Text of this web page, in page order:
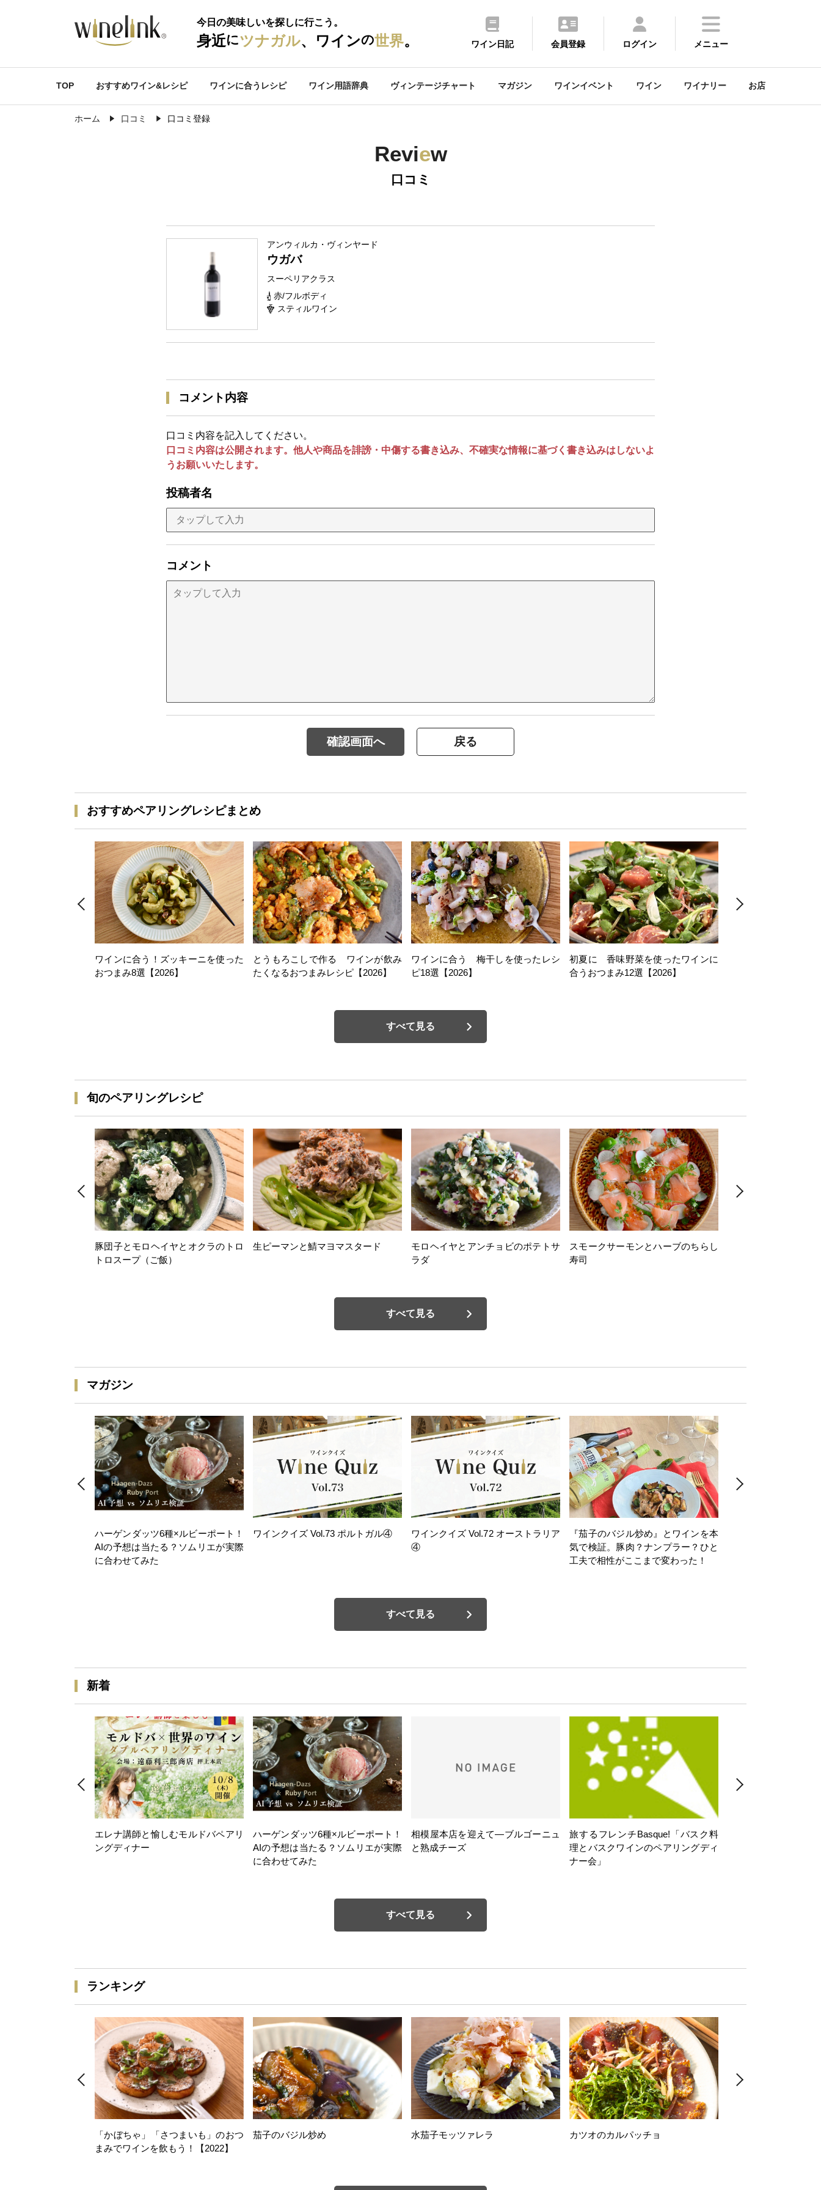
今日の美味しいを探しに行こう。
身近にツナガル、ワインの世界。 ワイン日記 会員登録 ログイン メニュー
TOP おすすめワイン&レシピ ワインに合うレシピ ワイン用語辞典 ヴィンテージチャート マガジン ワインイベント ワイン ワイナリー お店
ホーム 口コミ 口コミ登録
Review
口コミ
アンウィルカ・ヴィンヤード
ウガバ
スーペリアクラス
赤/フルボディ
スティルワイン
コメント内容
口コミ内容を記入してください。
口コミ内容は公開されます。他人や商品を誹謗・中傷する書き込み、不確実な情報に基づく書き込みはしないよ
うお願いいたします。
投稿者名
コメント
確認画面へ 戻る
おすすめペアリングレシピまとめ
ワインに合う！ズッキーニを使った
おつまみ8選【2026】
とうもろこしで作る ワインが飲み
たくなるおつまみレシピ【2026】
ワインに合う 梅干しを使ったレシ
ピ18選【2026】
初夏に 香味野菜を使ったワインに
合うおつまみ12選【2026】
すべて見る
旬のペアリングレシピ
豚団子とモロヘイヤとオクラのトロ
トロスープ（ご飯）
生ピーマンと鯖マヨマスタード
モロヘイヤとアンチョビのポテトサ
ラダ
スモークサーモンとハーブのちらし
寿司
すべて見る
マガジン
ハーゲンダッツ6種×ルビーポート！
AIの予想は当たる？ソムリエが実際
に合わせてみた
ワインクイズ Vol.73 ポルトガル④
ワインクイズ Vol.72 オーストラリア
④
『茄子のバジル炒め』とワインを本
気で検証。豚肉？ナンプラー？ひと
工夫で相性がここまで変わった！
すべて見る
新着
エレナ講師と愉しむモルドバペアリ
ングディナー
ハーゲンダッツ6種×ルビーポート！
AIの予想は当たる？ソムリエが実際
に合わせてみた
相模屋本店を迎えて―ブルゴーニュ
と熟成チーズ
旅するフレンチBasque!「バスク料
理とバスクワインのペアリングディ
ナー会」
すべて見る
ランキング
「かぼちゃ」「さつまいも」のおつ
まみでワインを飲もう！【2022】
茄子のバジル炒め 水茄子モッツァレラ カツオのカルパッチョ